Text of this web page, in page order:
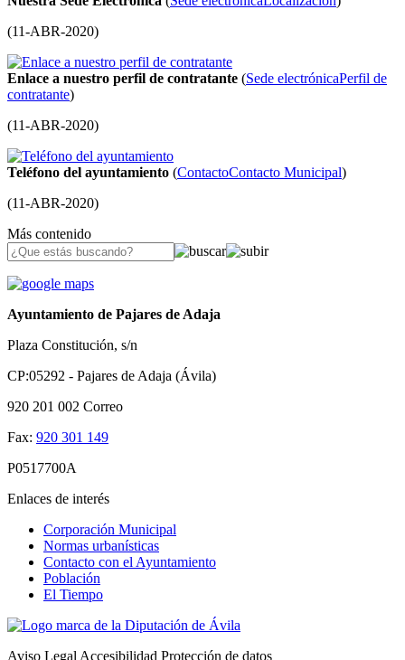
(11-ABR-2020)
Enlace a nuestro perfil de contratante (Sede electrónicaPerfil de
contratante)
(11-ABR-2020)
Teléfono del ayuntamiento (ContactoContacto Municipal)
(11-ABR-2020)
Más contenido
Ayuntamiento de Pajares de Adaja
Plaza Constitución, s/n
CP:05292 - Pajares de Adaja (Ávila)
920 201 002 Correo
Fax: 920 301 149
P0517700A
Enlaces de interés
Corporación Municipal
Normas urbanísticas
Contacto con el Ayuntamiento
Población
El Tiempo
Aviso Legal Accesibilidad Protección de datos